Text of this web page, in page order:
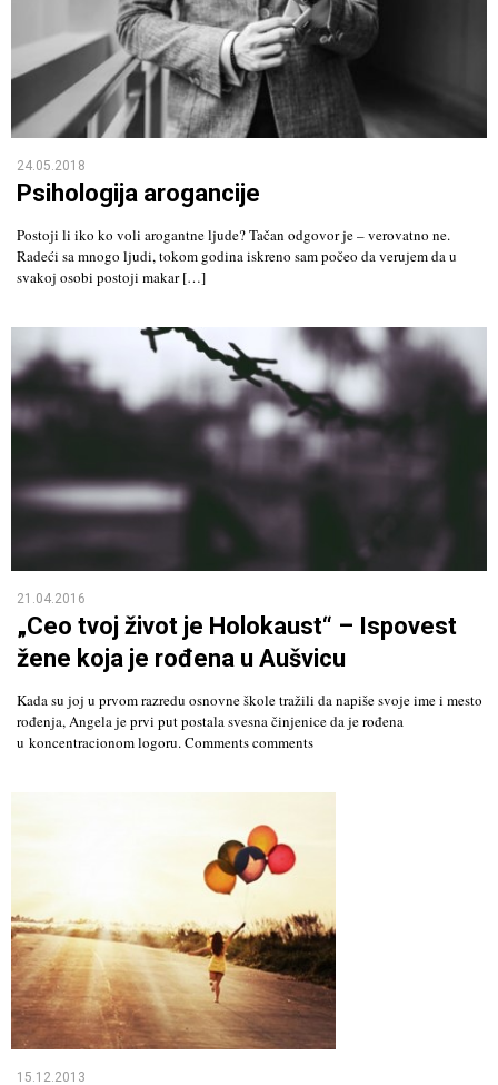
24.05.2018
Psihologija arogancije
Postoji li iko ko voli arogantne ljude? Tačan odgovor je – verovatno ne.
Radeći sa mnogo ljudi, tokom godina iskreno sam počeo da verujem da u
svakoj osobi postoji makar […]
21.04.2016
„Ceo tvoj život je Holokaust“ – Ispovest
žene koja je rođena u Aušvicu
Kada su joj u prvom razredu osnovne škole tražili da napiše svoje ime i mesto
rođenja, Angela je prvi put postala svesna činjenice da je rođena
u koncentracionom logoru. Comments comments
15.12.2013